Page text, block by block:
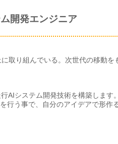
開発エンジニア
取り組んでいる。次世代の移動を
AIシステム開発技術を構築します
行う事で、自分のアイデアで形作